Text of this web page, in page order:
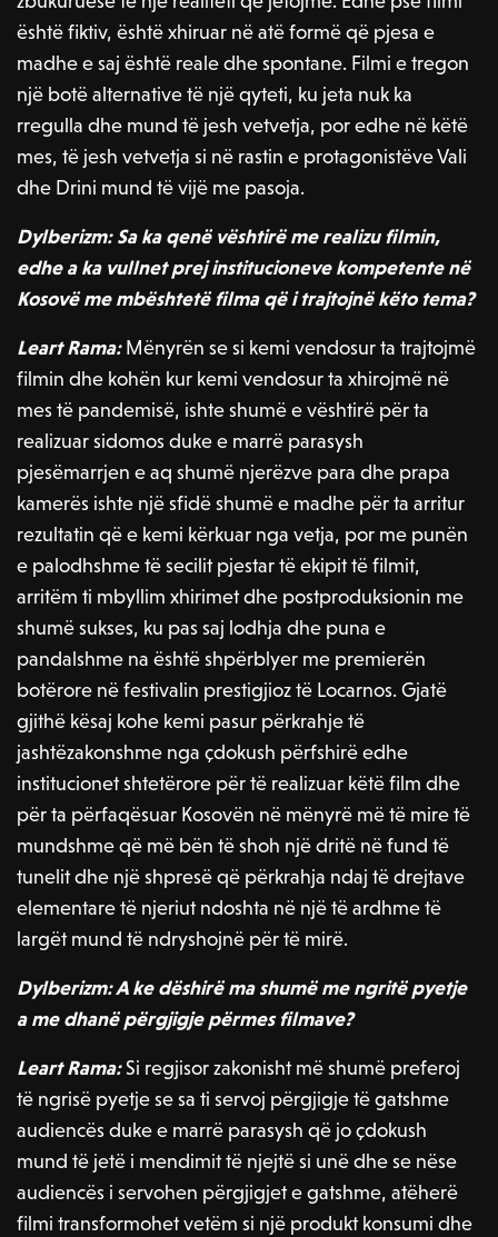
është fiktiv, është xhiruar në atë formë që pjesa e
madhe e saj është reale dhe spontane. Filmi e tregon
një botë alternative të një qyteti, ku jeta nuk ka
rregulla dhe mund të jesh vetvetja, por edhe në këtë
mes, të jesh vetvetja si në rastin e protagonistëve Vali
dhe Drini mund të vijë me pasoja.
Dylberizm: Sa ka qenë vështirë me realizu filmin,
edhe a ka vullnet prej institucioneve kompetente në
Kosovë me mbështetë filma që i trajtojnë këto tema?
Leart Rama:Mënyrën se si kemi vendosur ta trajtojmë
filmin dhe kohën kur kemi vendosur ta xhirojmë në
mes të pandemisë, ishte shumë e vështirë për ta
realizuar sidomos duke e marrë parasysh
pjesëmarrjen e aq shumë njerëzve para dhe prapa
kamerës ishte një sfidë shumë e madhe për ta arritur
rezultatin që e kemi kërkuar nga vetja, por me punën
e palodhshme të secilit pjestar të ekipit të filmit,
arritëm ti mbyllim xhirimet dhe postproduksionin me
shumë sukses, ku pas saj lodhja dhe puna e
pandalshme na është shpërblyer me premierën
botërore në festivalin prestigjioz të Locarnos. Gjatë
gjithë kësaj kohe kemi pasur përkrahje të
jashtëzakonshme nga çdokush përfshirë edhe
institucionet shtetërore për të realizuar këtë film dhe
për ta përfaqësuar Kosovën në mënyrë më të mire të
mundshme që më bën të shoh një dritë në fund të
tunelit dhe një shpresë që përkrahja ndaj të drejtave
elementare të njeriut ndoshta në një të ardhme të
largët mund të ndryshojnë për të mirë.
Dylberizm: A ke dëshirë ma shumë me ngritë pyetje
a me dhanë përgjigje përmes filmave?
Leart Rama:Si regjisor zakonisht më shumë preferoj
të ngrisë pyetje se sa ti servoj përgjigje të gatshme
audiencës duke e marrë parasysh që jo çdokush
mund të jetë i mendimit të njejtë si unë dhe se nëse
audiencës i servohen përgjigjet e gatshme, atëherë
filmi transformohet vetëm si një produkt konsumi dhe